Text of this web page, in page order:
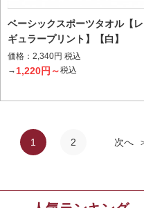
ベーシックスポーツタオル【レ
ギュラープリント】【白】
価格： 2,340円 税込
→ 1,220円～税込
1 2 次へ